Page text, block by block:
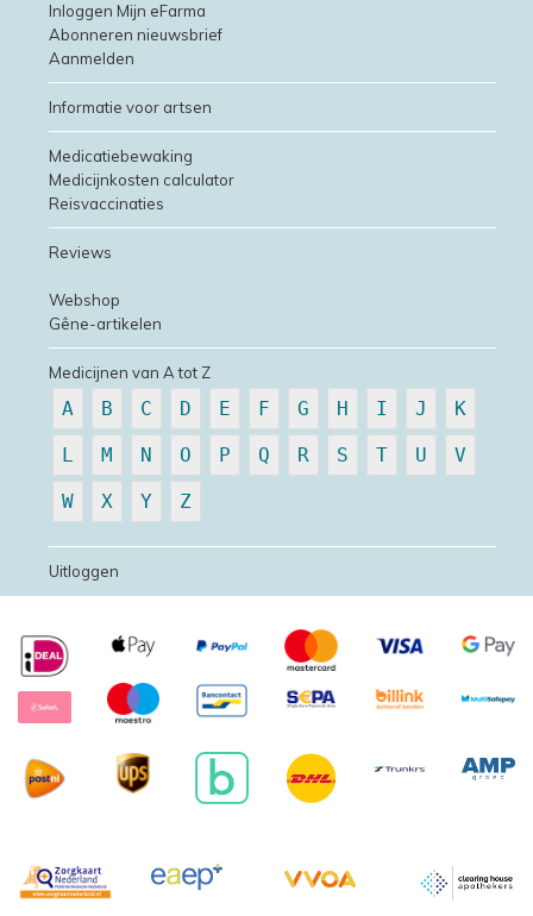
Inloggen Mijn eFarma
Abonneren nieuwsbrief
Aanmelden
Informatie voor artsen
Medicatiebewaking
Medicijnkosten calculator
Reisvaccinaties
Reviews
Webshop
Gêne-artikelen
Medicijnen van A tot Z
A B C D E F G H I J K
L M N O P Q R S T U V
W X Y Z
Uitloggen